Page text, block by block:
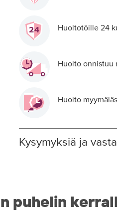
Huoltotöille 24
Huolto onnistuu
Huolto
Kysymyksiä ja
puhelin